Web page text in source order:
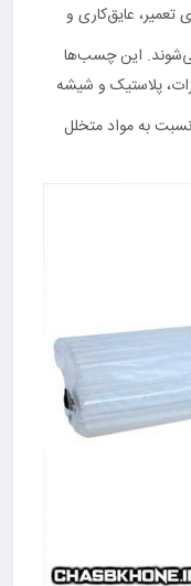
عایق‌کاری و
می‌شوند. این چسب‌ها
پلاستیک و شیشه
به مواد متخلل